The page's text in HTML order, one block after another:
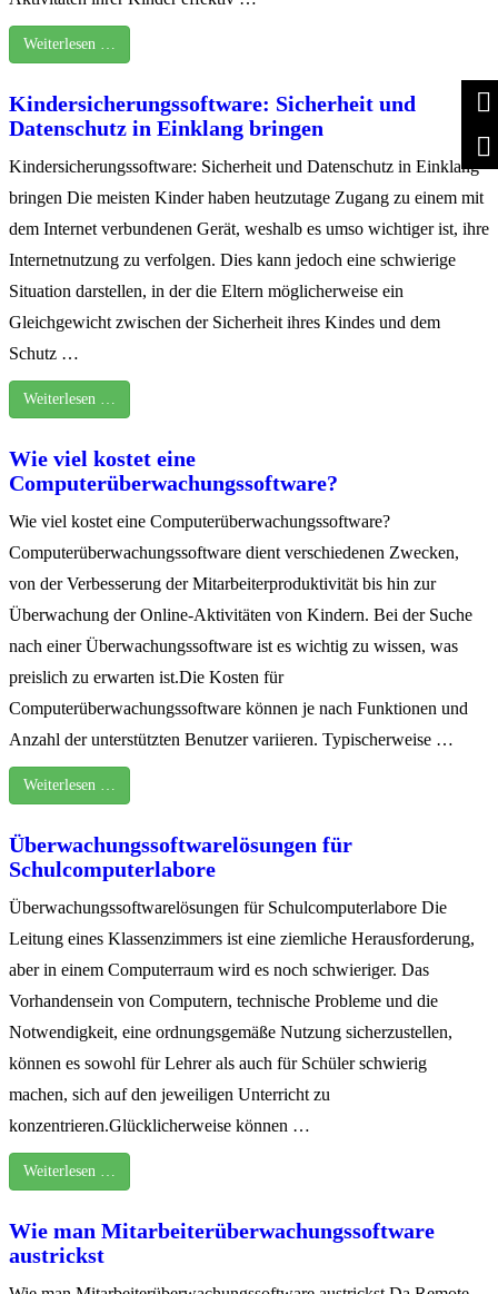
Weiterlesen …
Kindersicherungssoftware: Sicherheit und
Datenschutz in Einklang bringen
Kindersicherungssoftware: Sicherheit und Datenschutz in Einklang
bringen Die meisten Kinder haben heutzutage Zugang zu einem mit
dem Internet verbundenen Gerät, weshalb es umso wichtiger ist, ihre
Internetnutzung zu verfolgen. Dies kann jedoch eine schwierige
Situation darstellen, in der die Eltern möglicherweise ein
Gleichgewicht zwischen der Sicherheit ihres Kindes und dem
Schutz …
Weiterlesen …
Wie viel kostet eine
Computerüberwachungssoftware?
Wie viel kostet eine Computerüberwachungssoftware?
Computerüberwachungssoftware dient verschiedenen Zwecken,
von der Verbesserung der Mitarbeiterproduktivität bis hin zur
Überwachung der Online-Aktivitäten von Kindern. Bei der Suche
nach einer Überwachungssoftware ist es wichtig zu wissen, was
preislich zu erwarten ist.Die Kosten für
Computerüberwachungssoftware können je nach Funktionen und
Anzahl der unterstützten Benutzer variieren. Typischerweise …
Weiterlesen …
Überwachungssoftwarelösungen für
Schulcomputerlabore
Überwachungssoftwarelösungen für Schulcomputerlabore Die
Leitung eines Klassenzimmers ist eine ziemliche Herausforderung,
aber in einem Computerraum wird es noch schwieriger. Das
Vorhandensein von Computern, technische Probleme und die
Notwendigkeit, eine ordnungsgemäße Nutzung sicherzustellen,
können es sowohl für Lehrer als auch für Schüler schwierig
machen, sich auf den jeweiligen Unterricht zu
konzentrieren.Glücklicherweise können …
Weiterlesen …
Wie man Mitarbeiterüberwachungssoftware
austrickst